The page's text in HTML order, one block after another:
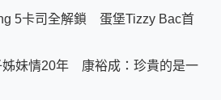
5卡司全解鎖 蛋堡Tizzy Bac首
姊妹情20年 康裕成：珍貴的是一